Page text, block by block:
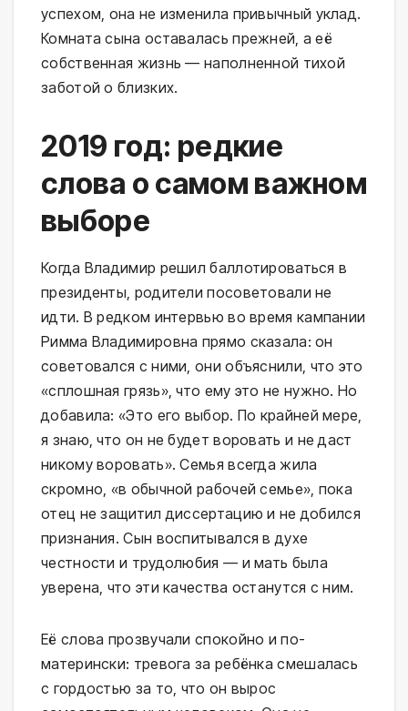
успехом, она не изменила привычный уклад.
Комната сына оставалась прежней, а её
собственная жизнь — наполненной тихой
заботой о близких.
2019 год: редкие
слова о самом важном
выборе
Когда Владимир решил баллотироваться в
президенты, родители посоветовали не
идти. В редком интервью во время кампании
Римма Владимировна прямо сказала: он
советовался с ними, они объяснили, что это
«сплошная грязь», что ему это не нужно. Но
добавила: «Это его выбор. По крайней мере,
я знаю, что он не будет воровать и не даст
никому воровать». Семья всегда жила
скромно, «в обычной рабочей семье», пока
отец не защитил диссертацию и не добился
признания. Сын воспитывался в духе
честности и трудолюбия — и мать была
уверена, что эти качества останутся с ним.
Её слова прозвучали спокойно и по-
матерински: тревога за ребёнка смешалась
с гордостью за то, что он вырос